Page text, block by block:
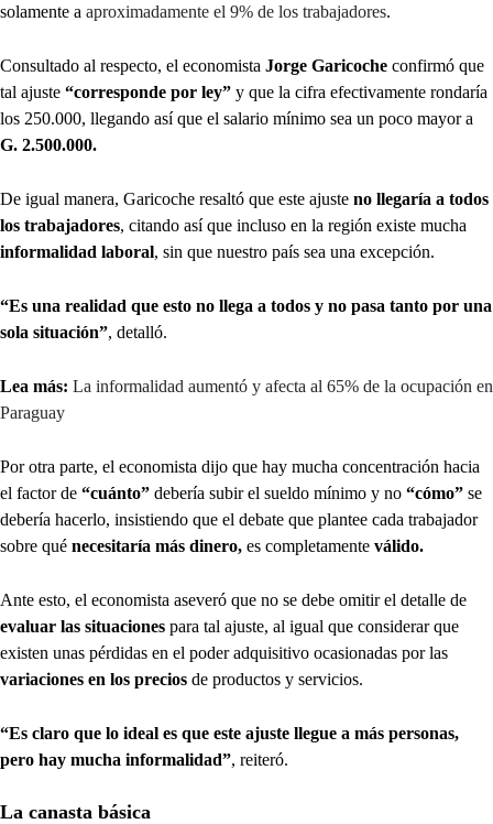
solamente a aproximadamente el 9% de los trabajadores.
Consultado al respecto, el economista Jorge Garicoche confirmó que
tal ajuste “corresponde por ley” y que la cifra efectivamente rondaría
los 250.000, llegando así que el salario mínimo sea un poco mayor a
G. 2.500.000.
De igual manera, Garicoche resaltó que este ajuste no llegaría a todos
los trabajadores, citando así que incluso en la región existe mucha
informalidad laboral, sin que nuestro país sea una excepción.
“Es una realidad que esto no llega a todos y no pasa tanto por una
sola situación”, detalló.
Lea más: La informalidad aumentó y afecta al 65% de la ocupación en
Paraguay
Por otra parte, el economista dijo que hay mucha concentración hacia
el factor de “cuánto” debería subir el sueldo mínimo y no “cómo” se
debería hacerlo, insistiendo que el debate que plantee cada trabajador
sobre qué necesitaría más dinero, es completamente válido.
Ante esto, el economista aseveró que no se debe omitir el detalle de
evaluar las situaciones para tal ajuste, al igual que considerar que
existen unas pérdidas en el poder adquisitivo ocasionadas por las
variaciones en los precios de productos y servicios.
“Es claro que lo ideal es que este ajuste llegue a más personas,
pero hay mucha informalidad”, reiteró.
La canasta básica